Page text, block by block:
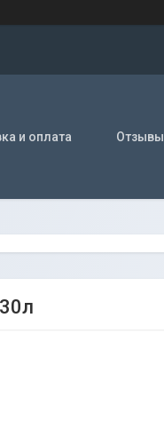
и оплата Отзывы